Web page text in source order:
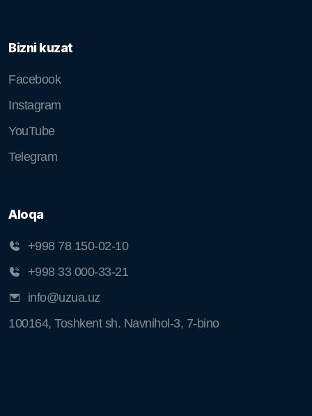
Bizni kuzat
Facebook
Instagram
YouTube
Telegram
Aloqa
+998 78 150-02-10
+998 33 000-33-21
info@uzua.uz
100164, Toshkent sh. Navnihol-3, 7-bino